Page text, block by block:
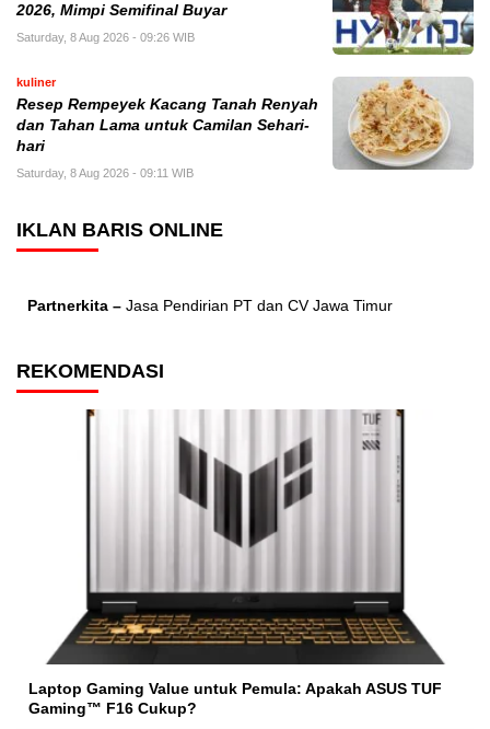
2026, Mimpi Semifinal Buyar
Saturday, 8 Aug 2026 - 09:26 WIB
kuliner
Resep Rempeyek Kacang Tanah Renyah
dan Tahan Lama untuk Camilan Sehari-
hari
Saturday, 8 Aug 2026 - 09:11 WIB
IKLAN BARIS ONLINE
Partnerkita – Jasa Pendirian PT dan CV Jawa Timur
REKOMENDASI
Laptop Gaming Value untuk Pemula: Apakah ASUS TUF
Gaming™ F16 Cukup?